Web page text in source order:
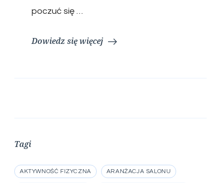
poczuć się …
Dowiedz się więcej
Tagi
AKTYWNOŚĆ FIZYCZNA ARANŻACJA SALONU